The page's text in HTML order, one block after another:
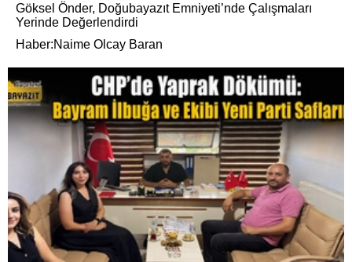
Göksel Önder, Doğubayazıt Emniyeti’nde Çalışmaları
Yerinde Değerlendirdi
Haber:Naime Olcay Baran